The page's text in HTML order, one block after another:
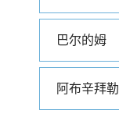
巴尔的姆
阿布辛拜勒